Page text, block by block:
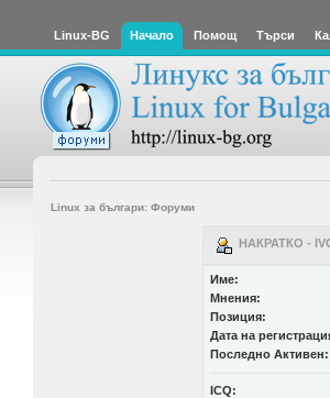
Linux-BG Начало Помощ Търси
Linux за българи: Форуми
НАКРАТКО -
Име:
Мнения:
Позиция:
Дата на
Последно Активен:
ICQ: